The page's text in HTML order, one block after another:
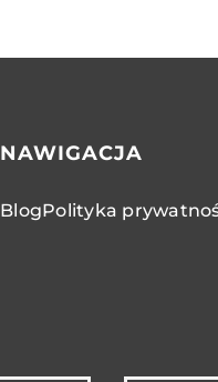
NAWIGACJA
BlogPolityka